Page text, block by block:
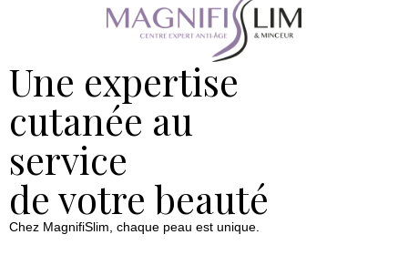
Une expertise
cutanée au
service
de votre beauté
Chez MagnifiSlim, chaque peau est unique.